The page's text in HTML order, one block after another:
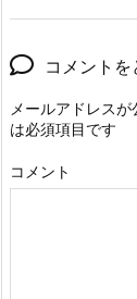
コメントを
メールアドレスが
は必須項目です
コメント